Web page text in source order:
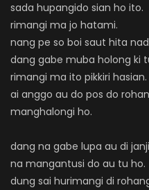
sada hupangido sian ho ito.
rimangi ma jo hatami.
nang pe so boi saut hita
dang gabe muba holong ki
rimangi ma ito pikkiri hasian.
ai anggo au do pos do
manghalongi ho.
dang na gabe lupa au di
na mangantusi do au tu ho.
dung sai hurimangi di